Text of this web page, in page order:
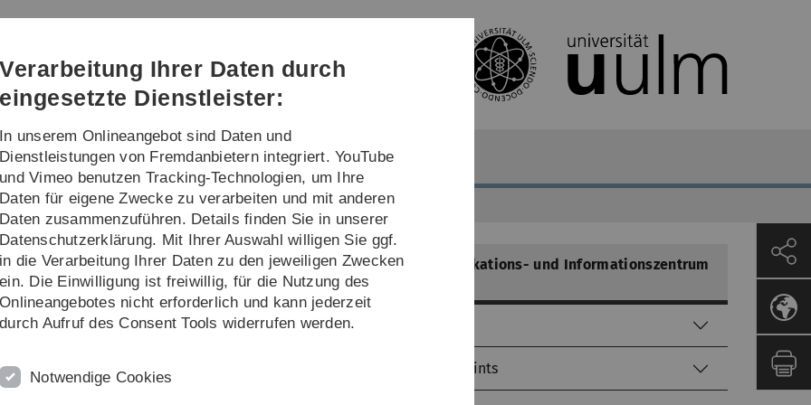
Direkt
Direkt
Direkt
(Sprache,
Drucken,
Social
Direkt
Direkt
(kiz)
Projekte Weiteres
Antrags- & Auftragsformulare
aktuellen technischen Standards sicher zu
jeder Anbieter von IT-Diensten -
Sofern Ihnen bei der Nutzung von IT-Diensten
Sicherheitslücken auffallen oder sonstwie bekannt
Kommunikations- und Informationszentrum
Service-Points
Verarbeitung Ihrer Daten durch
eingesetzte Dienstleister:
In unserem Onlineangebot sind Daten und
Dienstleistungen von Fremdanbietern integriert. YouTube
und Vimeo benutzen Tracking-Technologien, um Ihre
Daten für eigene Zwecke zu verarbeiten und mit anderen
Daten zusammenzuführen. Details finden Sie in unserer
Datenschutzerklärung. Mit Ihrer Auswahl willigen Sie ggf.
in die Verarbeitung Ihrer Daten zu den jeweiligen Zwecken
ein. Die Einwilligung ist freiwillig, für die Nutzung des
Onlineangebotes nicht erforderlich und kann jederzeit
durch Aufruf des Consent Tools widerrufen werden.
Notwendige Cookies